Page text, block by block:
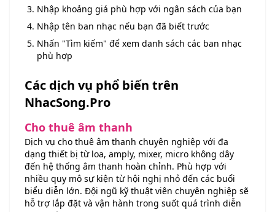
Nhập khoảng giá phù hợp với ngân sách của bạn
Nhập tên ban nhạc nếu bạn đã biết trước
Nhấn "Tìm kiếm" để xem danh sách các ban nhạc
phù hợp
Các dịch vụ phổ biến trên
NhacSong.Pro
Cho thuê âm thanh
Dịch vụ cho thuê âm thanh chuyên nghiệp với đa
dạng thiết bị từ loa, amply, mixer, micro không dây
đến hệ thống âm thanh hoàn chỉnh. Phù hợp với
nhiều quy mô sự kiện từ hội nghị nhỏ đến các buổi
biểu diễn lớn. Đội ngũ kỹ thuật viên chuyên nghiệp sẽ
hỗ trợ lắp đặt và vận hành trong suốt quá trình diễn